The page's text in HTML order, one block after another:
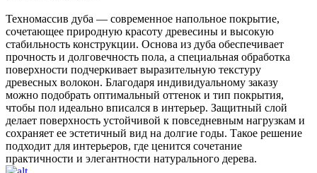
Техномассив дуба — современное напольное покрытие,
сочетающее природную красоту древесины и высокую
стабильность конструкции. Основа из дуба обеспечивает
прочность и долговечность пола, а специальная обработка
поверхности подчеркивает выразительную текстуру
древесных волокон. Благодаря индивидуальному заказу
можно подобрать оптимальный оттенок и тип покрытия,
чтобы пол идеально вписался в интерьер. Защитный слой
делает поверхность устойчивой к повседневным нагрузкам и
сохраняет ее эстетичный вид на долгие годы. Такое решение
подходит для интерьеров, где ценится сочетание
практичности и элегантности натурального дерева.